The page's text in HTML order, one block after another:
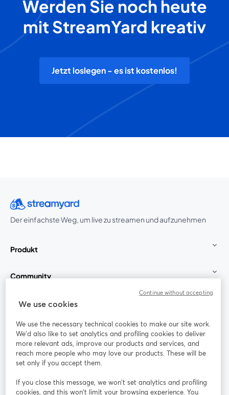
Werden Sie noch heute
mit StreamYard kreativ
Jetzt loslegen - es ist kostenlos!
Der einfachste Weg, um live zu streamen und aufzunehmen
Produkt
Community
StreamYard für
Mitmachen
Webinar Facebook
wird in einem neuen Tab geöffnet
X (Twitter)
wird in einem neuen Tab geöffnet
We use cookies
We use the necessary technical cookies to make our site work.
We'd also like to set analytics and profiling cookies to deliver
more relevant ads, improve our products and services, and
reach more people who may love our products. These will be
set only if you accept them.
If you close this message, we won’t set analytics and profiling
cookies, and this won’t limit your browsing experience. You
Continue without accepting